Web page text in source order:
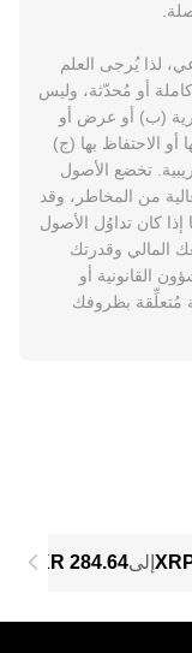
لذا يُرجى العلم
أو مُحدّثة، وليس
(ب) أو عرض أو
أو الاحتفاظ بها (ج)
تخضع الأصول
من المخاطر، وقد
إذا كان تداوُل الأصول
المالي وقدرتك
القانونية أو
مُتعلِّقة بظروفك
إلى